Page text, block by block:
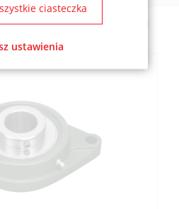
ciasteczka
ustawienia